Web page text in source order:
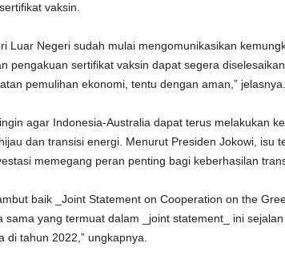
vaksin.
Luar Negeri sudah mulai mengomunikasikan
pengakuan sertifikat vaksin dapat segera
pemulihan ekonomi, tentu dengan aman,” jelasnya.
agar Indonesia-Australia dapat terus melakukan
dan transisi energi. Menurut Presiden Jokowi, isu
memegang peran penting bagi keberhasilan
baik _Joint Statement on Cooperation on the
sama yang termuat dalam _joint statement_ ini
di tahun 2022,” ungkapnya.